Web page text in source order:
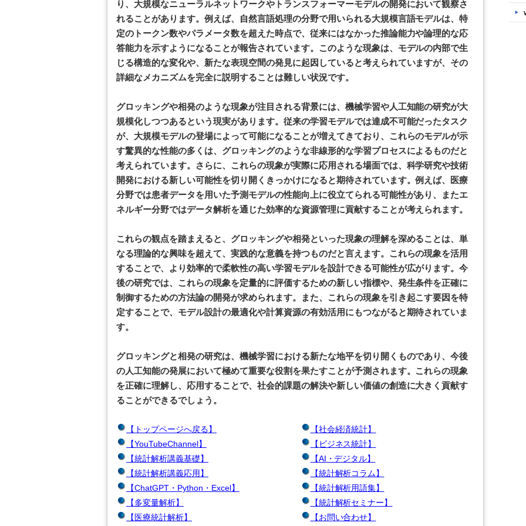
り、大規模なニューラルネットワークやトランスフォーマーモデルの開発において観察さ
れることがあります。例えば、自然言語処理の分野で用いられる大規模言語モデルは、特
定のトークン数やパラメータ数を超えた時点で、従来にはなかった推論能力や論理的な応
答能力を示すようになることが報告されています。このような現象は、モデルの内部で生
じる構造的な変化や、新たな表現空間の発見に起因していると考えられていますが、その
詳細なメカニズムを完全に説明することは難しい状況です。
グロッキングや相発のような現象が注目される背景には、機械学習や人工知能の研究が大
規模化しつつあるという現実があります。従来の学習モデルでは達成不可能だったタスク
が、大規模モデルの登場によって可能になることが増えてきており、これらのモデルが示
す驚異的な性能の多くは、グロッキングのような非線形的な学習プロセスによるものだと
考えられています。さらに、これらの現象が実際に応用される場面では、科学研究や技術
開発における新しい可能性を切り開くきっかけになると期待されています。例えば、医療
分野では患者データを用いた予測モデルの性能向上に役立てられる可能性があり、またエ
ネルギー分野ではデータ解析を通じた効率的な資源管理に貢献することが考えられます。
これらの観点を踏まえると、グロッキングや相発といった現象の理解を深めることは、単
なる理論的な興味を超えて、実践的な意義を持つものだと言えます。これらの現象を活用
することで、より効率的で柔軟性の高い学習モデルを設計できる可能性が広がります。今
後の研究では、これらの現象を定量的に評価するための新しい指標や、発生条件を正確に
制御するための方法論の開発が求められます。また、これらの現象を引き起こす要因を特
定することで、モデル設計の最適化や計算資源の有効活用にもつながると期待されていま
す。
グロッキングと相発の研究は、機械学習における新たな地平を切り開くものであり、今後
の人工知能の発展において極めて重要な役割を果たすことが予測されます。これらの現象
を正確に理解し、応用することで、社会的課題の解決や新しい価値の創造に大きく貢献す
ることができるでしょう。
【トップページへ戻る】
【YouTubeChannel】
【統計解析講義基礎】
【統計解析講義応用】
【ChatGPT・Python・Excel】
【多変量解析】
【医療統計解析】
【社会経済統計】
【ビジネス統計】
【AI・デジタル】
【統計解析コラム】
【統計解析用語集】
【統計解析セミナー】
【お問い合わせ】